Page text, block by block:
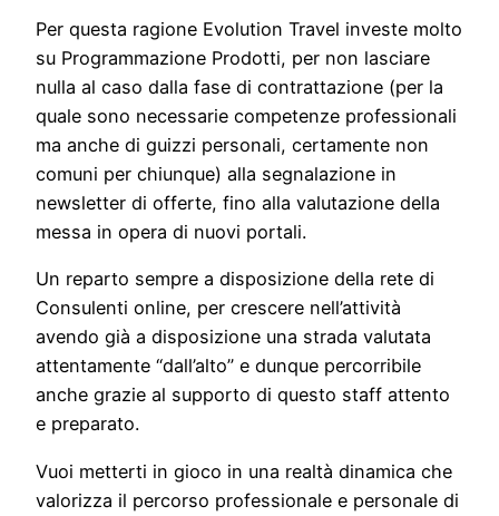
Per questa ragione Evolution Travel investe molto
su Programmazione Prodotti, per non lasciare
nulla al caso dalla fase di contrattazione (per la
quale sono necessarie competenze professionali
ma anche di guizzi personali, certamente non
comuni per chiunque) alla segnalazione in
newsletter di offerte, fino alla valutazione della
messa in opera di nuovi portali.
Un reparto sempre a disposizione della rete di
Consulenti online, per crescere nell’attività
avendo già a disposizione una strada valutata
attentamente “dall’alto” e dunque percorribile
anche grazie al supporto di questo staff attento
e preparato.
Vuoi metterti in gioco in una realtà dinamica che
valorizza il percorso professionale e personale di